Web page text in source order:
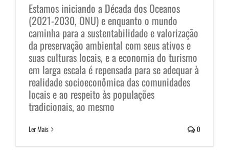
Estamos iniciando a Década dos Oceanos
(2021-2030, ONU) e enquanto o mundo
caminha para a sustentabilidade e valorização
da preservação ambiental com seus ativos e
suas culturas locais, e a economia do turismo
em larga escala é repensada para se adequar à
realidade socioeconômica das comunidades
locais e ao respeito às populações
tradicionais, ao mesmo
Ler Mais 0
Lançamento da Coalizão Pacto
pelo Mar
Notícias